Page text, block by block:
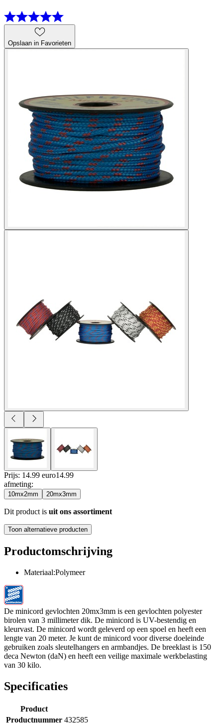
Opslaan in Favorieten
Prijs: 14.99 euro14.99
afmeting:
10mx2mm 20mx3mm
Dit product is uit ons assortiment
Toon alternatieve producten
Productomschrijving
Materiaal:Polymeer
De minicord gevlochten 20mx3mm is een gevlochten polyester
birolen van 3 millimeter dik. De minicord is UV-bestendig en
kleurvast. De minicord wordt geleverd op een spoel en heeft een
lengte van 20 meter. Je kunt de minicord voor diverse doeleinde
gebruiken zoals sleutelhangers en armbandjes. De breeklast is 150
deca Newton (daN) en heeft een veilige maximale werkbelasting
van 30 kilo.
Specificaties
Product
Productnummer 432585